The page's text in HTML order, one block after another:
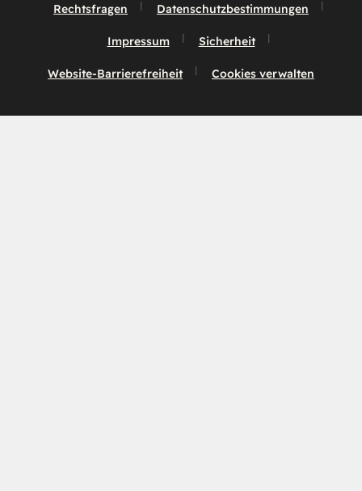
Rechtsfragen Datenschutzbestimmungen
Impressum Sicherheit
Website-Barrierefreiheit Cookies verwalten